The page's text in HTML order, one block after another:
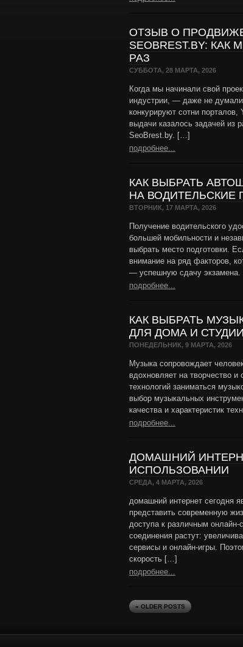
ОТЗЫВ О
SEOBREST.BY:
РАЗ
СУББОТА, 28 МАРТА, 2026
Когда мы начинали свой
индустрии, — даже не
конкурируют сотни порталов,
выдачи казалось задачей из
SeoBrest.by. […]
подробнее...
КАК ВЫБРАТЬ
НА ВОДИТЕЛЬСКИЕ
ВТОРНИК, 17 МАРТА, 2026
Получение водительского
большей мобильности и
выбрать место подготовки.
внимание на ряд факторов,
— успешную сдачу экзамена.
подробнее...
КАК ВЫБРАТЬ
ДЛЯ ДОМА И СТУДИИ
ПОНЕДЕЛЬНИК, 9 МАРТА, 2026
Музыка сопровождает
вдохновляет на творчество
технологий заниматься
выбор музыкальных
качества и характеристик
подробнее...
ДОМАШНИЙ
ИСПОЛЬЗОВАНИИ
СРЕДА, 4 МАРТА, 2026
домашний интернет сегодня
представить современную
доступа к различным
соединения растут:
сервисы и онлайн-игры.
скорость […]
подробнее...
« OLDER POSTS